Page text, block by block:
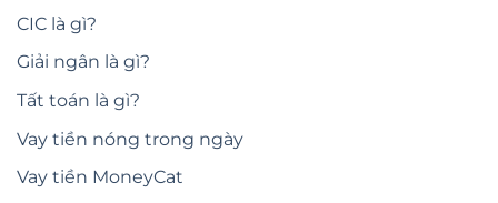
CIC là gì?
Giải ngân là gì?
Tất toán là gì?
Vay tiền nóng trong ngày
Vay tiền MoneyCat